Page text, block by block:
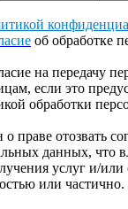
об обработке
на передачу
если это
обработки
праве отозвать
данных, что
услуг и/или
или частично.